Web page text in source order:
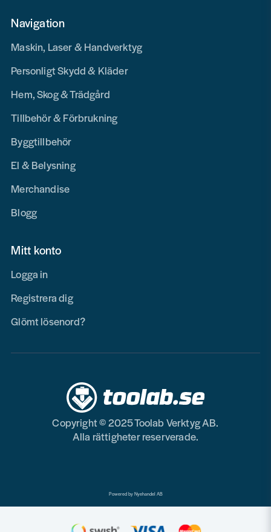
Navigation
Maskin, Laser & Handverktyg
Personligt Skydd & Kläder
Hem, Skog & Trädgård
Tillbehör & Förbrukning
Byggtillbehör
El & Belysning
Merchandise
Blogg
Mitt konto
Logga in
Registrera dig
Glömt lösenord?
Copyright © 2025 Toolab Verktyg AB.
Alla rättigheter reserverade.
Powered by Nyehandel AB